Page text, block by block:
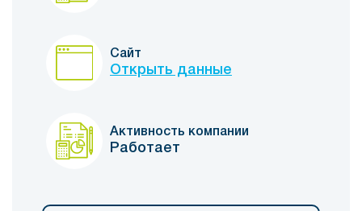
Сайт
Открыть данные
Активность компании
Работает